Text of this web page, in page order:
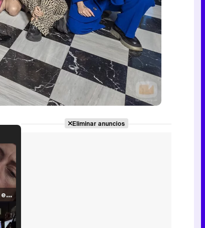
Filmin estrena el tráiler de 'Millennial Mal', su nueva comedia universitaria de la mano de Lorena Iglesias
Eliminar anuncios